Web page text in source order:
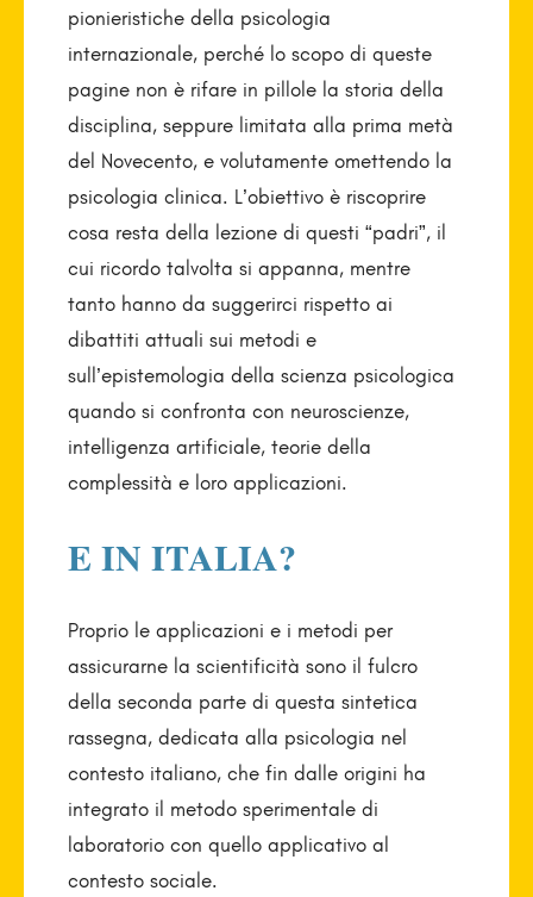
pionieristiche della psicologia
internazionale, perché lo scopo di queste
pagine non è rifare in pillole la storia della
disciplina, seppure limitata alla prima metà
del Novecento, e volutamente omettendo la
psicologia clinica. L’obiettivo è riscoprire
cosa resta della lezione di questi “padri”, il
cui ricordo talvolta si appanna, mentre
tanto hanno da suggerirci rispetto ai
dibattiti attuali sui metodi e
sull’epistemologia della scienza psicologica
quando si confronta con neuroscienze,
intelligenza artificiale, teorie della
complessità e loro applicazioni.
E IN ITALIA?
Proprio le applicazioni e i metodi per
assicurarne la scientificità sono il fulcro
della seconda parte di questa sintetica
rassegna, dedicata alla psicologia nel
contesto italiano, che fin dalle origini ha
integrato il metodo sperimentale di
laboratorio con quello applicativo al
contesto sociale.